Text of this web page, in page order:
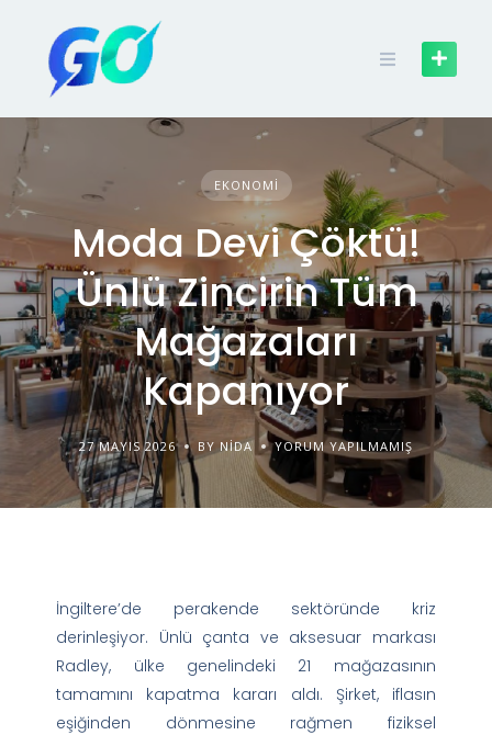
EKONOMI
Moda Devi Çöktü!
Ünlü Zincirin Tüm
Mağazaları
Kapanıyor
27 MAYIS 2026 BY NIDA YORUM YAPILMAMIŞ
İngiltere’de perakende sektöründe kriz
derinleşiyor. Ünlü çanta ve aksesuar markası
Radley, ülke genelindeki 21 mağazasının
tamamını kapatma kararı aldı. Şirket, iflasın
eşiğinden dönmesine rağmen fiziksel